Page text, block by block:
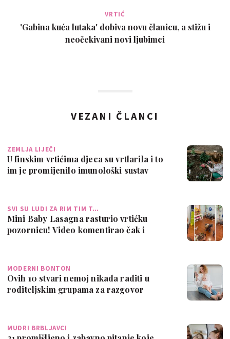
VRTIĆ
'Gabina kuća lutaka' dobiva novu članicu, a stižu i
neočekivani novi ljubimci
VEZANI ČLANCI
ZEMLJA LIJEČI
U finskim vrtićima djeca su vrtlarila i to
im je promijenilo imunološki sustav
SVI SU LUDI ZA RIM TIM T…
Mini Baby Lasagna rasturio vrtićku
pozornicu! Video komentirao čak i
MODERNI BONTON
Ovih 10 stvari nemoj nikada raditi u
roditeljskim grupama za razgovor
MUDRI BRBLJAVCI